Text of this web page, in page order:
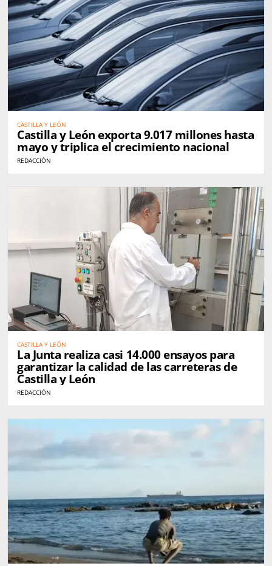
CASTILLA Y LEÓN
Castilla y León exporta 9.017 millones hasta
mayo y triplica el crecimiento nacional
REDACCIÓN
CASTILLA Y LEÓN
La Junta realiza casi 14.000 ensayos para
garantizar la calidad de las carreteras de
Castilla y León
REDACCIÓN